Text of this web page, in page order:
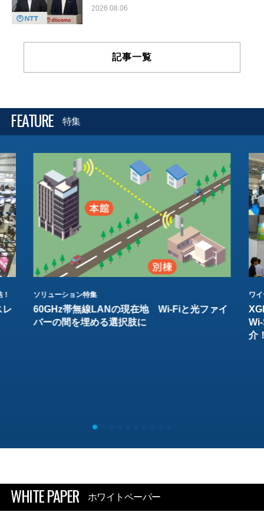
2026.08.06
記事一覧
FEATURE 特集
レ
ソリューション特集
60GHz帯無線LANの現在地 Wi-Fiと光ファイ
バーの間を埋める選択肢に
ワ
介
WHITE PAPER ホワイトペーパー